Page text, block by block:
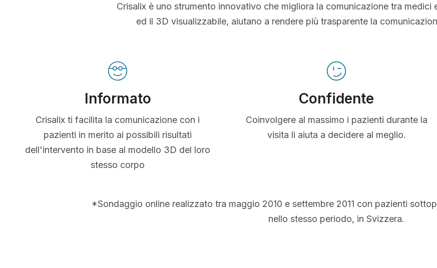
Crisalix è uno strumento innovativo che migliora la comunicazione tra medici
ed il 3D visualizzabile, aiutano a rendere più trasparente la
Informato
Crisalix ti facilita la comunicazione con i
pazienti in merito ai possibili risultati
dell'intervento in base al modello 3D del loro
stesso corpo
Confidente
Coinvolgere al massimo i pazienti durante la
visita li aiuta a decidere al meglio.
*Sondaggio online realizzato tra maggio 2010 e settembre 2011 con pazienti
nello stesso periodo, in Svizzera.